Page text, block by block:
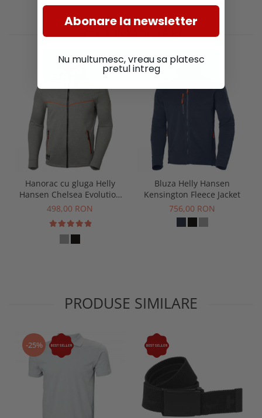
RECOMANDARI
Hanorac cu gluga Helly
Hansen Chelsea Evolution
Zip Hoodie
498,00 RON
Bluza Helly Hansen
Kensington Fleece Jacket
756,00 RON
PRODUSE SIMILARE
-25%
Abonare la newsletter
Nu multumesc, vreau sa platesc
pretul intreg